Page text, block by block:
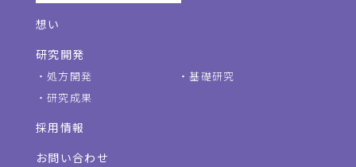
想い
研究開発
処方開発
基礎研究
研究成果
採用情報
お問い合わせ